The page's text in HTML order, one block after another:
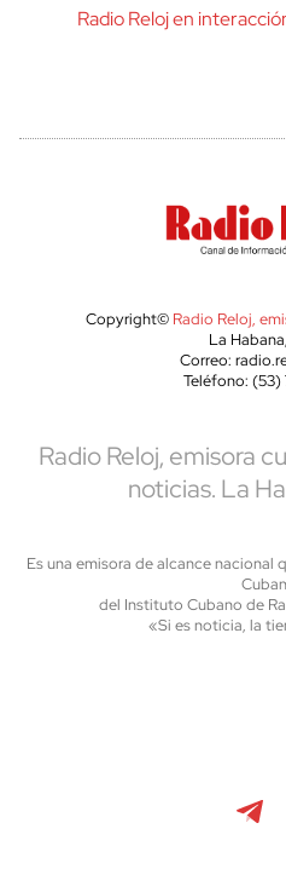
Radio Reloj en
Copyright© Radio Reloj,
La
Correo:
Teléfono:
Radio Reloj, emisora
noticias. La
Es una emisora de alcance nacional
del Instituto Cubano de
«Si es noticia, la